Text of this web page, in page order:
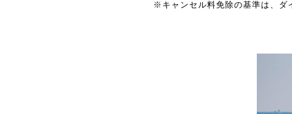
※キャンセル料免除の基準は、ダ